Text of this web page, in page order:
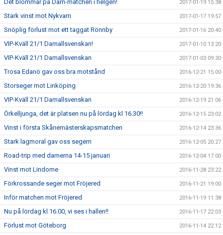
Det blommar på Dam-matchen i helgen! 2017-01-19 15:38
Stark vinst mot Nykvarn 2017-01-17 19:57
Snöplig förlust mot ett taggat Rönnby 2017-01-16 20:40
VIP-Kväll 21/1 Damallsvenskan! 2017-01-10 13:20
VIP-Kväll 21/1 Damallsvenskan 2017-01-03 09:30
Trosa Edanö gav oss bra motstånd 2016-12-21 15:00
Storseger mot Linköping 2016-12-20 19:36
VIP-Kväll 21/1 Damallsvenskan 2016-12-19 21:06
Örkelljunga, det är platsen nu på lördag kl 16.30!! 2016-12-15 23:02
Vinst i första Skånemästerskapsmatchen 2016-12-14 23:36
Stark lagmoral gav oss segern 2016-12-05 20:27
Road-trip med damerna 14-15 januari 2016-12-04 17:00
Vinst mot Lindome 2016-11-28 23:22
Förkrossande seger mot Fröjered 2016-11-21 19:00
Inför matchen mot Fröjered 2016-11-19 11:38
Nu på lördag kl 16.00, vi ses i hallen!! 2016-11-17 22:03
Förlust mot Göteborg 2016-11-14 22:12